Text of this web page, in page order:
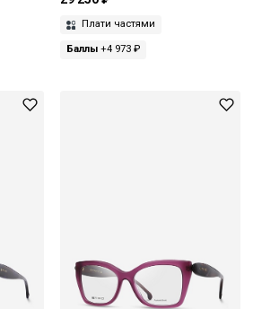
Плати частями
Баллы+4 973 ₽